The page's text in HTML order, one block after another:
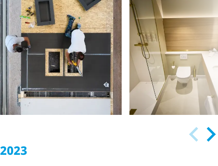
Tot 180 cm:
vrijstaande lichtheid
van wedi
Nieuwe wedi-
website: Snel en
doelgericht
juiste oplossing
Snel en veilig baden
2023